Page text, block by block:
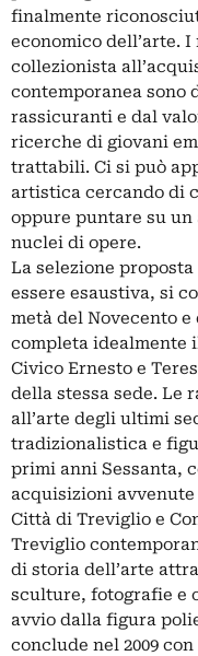
finalmente
economico dell’arte.
collezionista
contemporanea sono
rassicuranti e dal
ricerche di giovani
trattabili. Ci si può
artistica cercando di
oppure puntare su
nuclei di opere.
La selezione
essere esaustiva, si
metà del Novecento
completa idealmente
Civico Ernesto e
della stessa sede. Le
all’arte degli ultimi
tradizionalistica e
primi anni Sessanta,
acquisizioni
Città di Treviglio e
Treviglio
di storia dell’arte
sculture, fotografie e
avvio dalla figura
conclude nel 2009